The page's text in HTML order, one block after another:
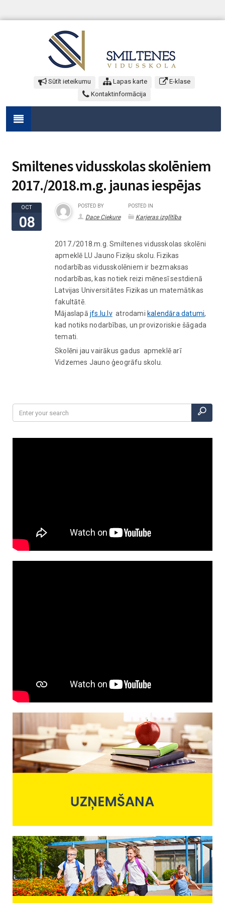
Sūtīt ieteikumu Lapas karte
E-klase
Kontaktinformācija
Smiltenes vidusskolas skolēniem
2017./2018.m.g. jaunas iespējas
OCT
08
POSTED BY
Dace Ciekure
POSTED IN
Karjeras izglītība
2017./2018.m.g. Smiltenes vidusskolas skolēni
apmeklē LU Jauno Fiziķu skolu. Fizikas
nodarbības vidusskolēniem ir bezmaksas
nodarbības, kas notiek reizi mēnesī sestdienā
Latvijas Universitātes Fizikas un matemātikas
fakultātē.
Mājaslapā jfs.lu.lvatrodami kalendāra datumi,
kad notiks nodarbības, un provizoriskie šāgada
temati.
Skolēni jau vairākus gadus apmeklē arī
Vidzemes Jauno ģeogrāfu skolu.